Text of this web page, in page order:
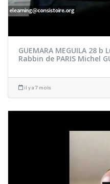
GUEMARA MEGUILA 28
Rabbin de PARIS Michel
il y a 7 mois